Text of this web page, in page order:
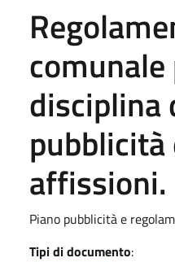
comunale
disciplina
pubblicità
affissioni.
Piano pubblicità e
Tipi di documento: